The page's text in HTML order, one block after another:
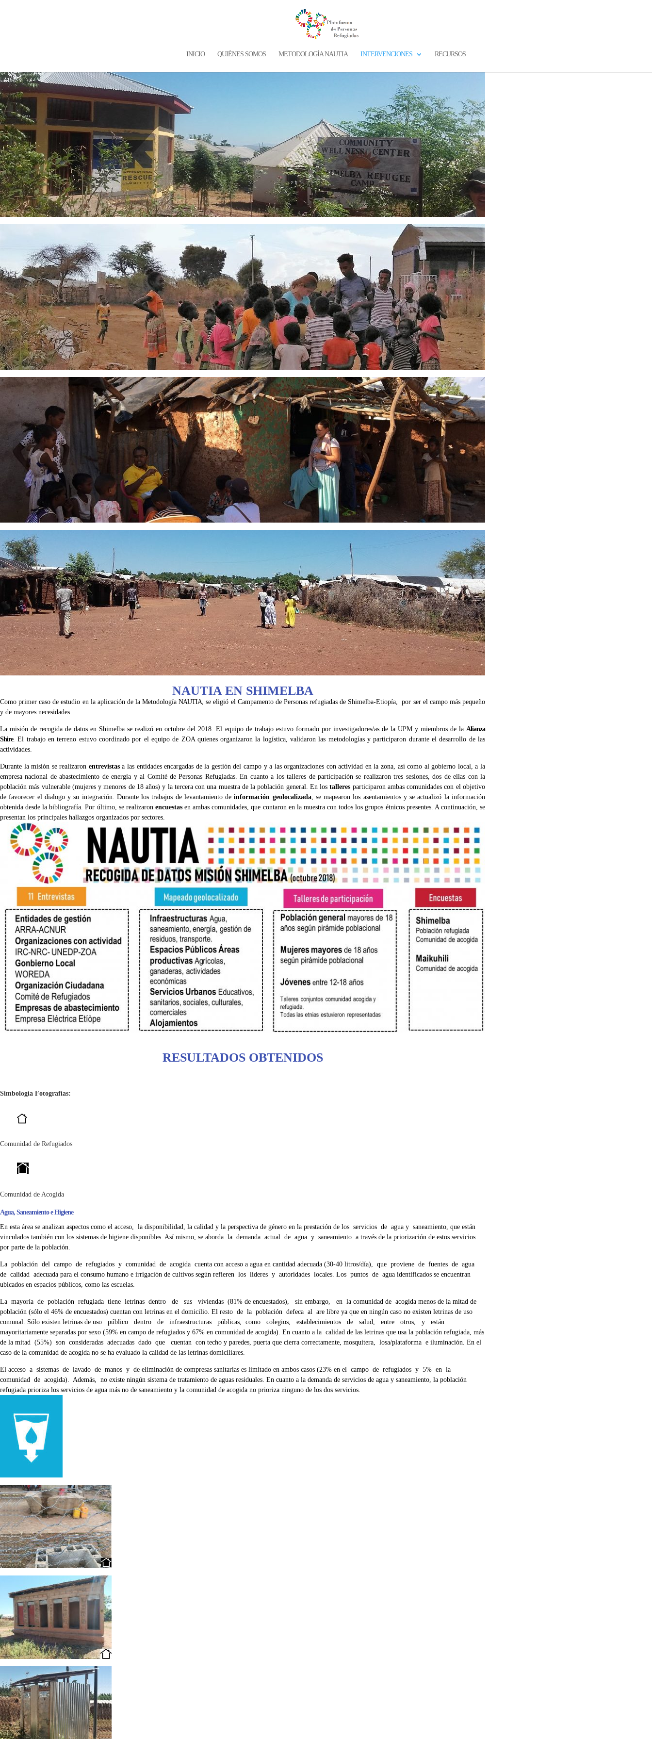
INICIO QUIÉNES SOMOS METODOLOGÍA NAUTIA INTERVENCIONES RECURSOS
NAUTIA EN SHIMELBA
Como primer caso de estudio en la aplicación de la MetodologíaNAUTIA, se eligió el Campamento de Personas refugiadas de Shimelba-Etiopía, por ser el campo más pequeño
y de mayores necesidades.
La misión de recogida de datos en Shimelba se realizó en octubre del 2018. El equipo de trabajo estuvo formado por investigadores/as de la UPM y miembros de la Alianza
Shire. El trabajo en terreno estuvo coordinado por el equipo de ZOA quienes organizaron la logística, validaron las metodologías y participaron durante el desarrollo de las
actividades.
Durante la misión se realizaron entrevistasa las entidades encargadas de la gestión del campo y a las organizaciones con actividad en la zona, así como al gobierno local, a la
empresa nacional de abastecimiento de energía y al Comité de Personas Refugiadas. En cuanto a los talleres de participación se realizaron tres sesiones, dos de ellas con la
población más vulnerable (mujeres y menores de 18 años) y la tercera con una muestra de la población general. En lostalleres participaron ambas comunidades con el objetivo
de favorecer el dialogo y su integración. Durante los trabajos de levantamiento deinformación geolocalizada, se mapearon los asentamientos y se actualizó la información
obtenida desde la bibliografía. Por último, se realizaron encuestasen ambas comunidades, que contaron en la muestra con todos los grupos étnicos presentes. A continuación, se
presentan los principales hallazgos organizados por sectores.
RESULTADOS OBTENIDOS
Simbología Fotografías:
Comunidad de Refugiados
Comunidad de Acogida
Agua, Saneamiento e Higiene
En esta área se analizan aspectos como el acceso, la disponibilidad, la calidad y la perspectiva de género en la prestación de los servicios de agua y saneamiento, que están
vinculados también con los sistemas de higiene disponibles. Así mismo, se aborda la demanda actual de agua y saneamiento a través de la priorización de estos servicios
por parte de la población.
La población del campo de refugiados y comunidad de acogida cuenta con acceso a agua en cantidad adecuada (30-40 litros/día), que proviene de fuentes de agua
de calidad adecuada para el consumo humano e irrigación de cultivos según refieren los líderes y autoridades locales. Los puntos de agua identificados se encuentran
ubicados en espacios públicos, como las escuelas.
La mayoría de población refugiada tiene letrinas dentro de sus viviendas (81% de encuestados), sin embargo, en la comunidad de acogida menos de la mitad de
población (sólo el 46% de encuestados) cuentan con letrinas en el domicilio. El resto de la población defeca al are libre ya que en ningún caso no existen letrinas de uso
comunal. Sólo existen letrinas de uso público dentro de infraestructuras públicas, como colegios, establecimientos de salud, entre otros, y están
mayoritariamente separadas por sexo (59% en campo de refugiados y 67% en comunidad de acogida). En cuanto a la calidad de las letrinas que usa la población refugiada, más
de la mitad (55%) son consideradas adecuadas dado que cuentan con techo y paredes, puerta que cierra correctamente, mosquitera, losa/plataforma e iluminación. En el
caso de la comunidad de acogida no se ha evaluado la calidad de las letrinas domiciliares.
El acceso a sistemas de lavado de manos y de eliminación de compresas sanitarias es limitado en ambos casos (23% en el campo de refugiados y 5% en la
comunidad de acogida). Además, no existe ningún sistema de tratamiento de aguas residuales. En cuanto a la demanda de servicios de agua y saneamiento, la población
refugiada prioriza los servicios de agua más no de saneamiento y la comunidad de acogida no prioriza ninguno de los dos servicios.